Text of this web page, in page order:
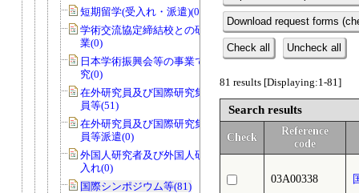
短期留学(受入れ・派遣)(0)
学術交流協定締結校との研究者交流事
業(0)
日本学術振興会等の事業で国際協力研
究(0)
在外研究員及び国際研究集会派遣研究
員等(51)
在外研究員及び国際研究集会派遣研究
員等派遣(0)
外国人研究者及び外国人研究員等の受
入れ(0)
国際シンポジウム等(81)
Download request forms
Check all Uncheck all
81 results [Displaying:1-81]
Search results
Check
Reference
code
03A00338